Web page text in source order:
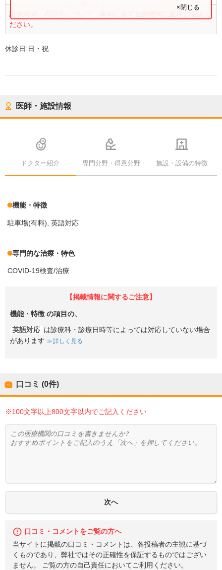
診療時間・内容等について、事前に必ず医療機関に直接ご確認く
ださい。
×閉じる
休診日:日・祝
医師・施設情報
ドクター紹介 専門分野・得意分野 施設・設備の特徴
機能・特徴
駐車場(有料) 英語対応
専門的な治療・特色
COVID-19検査/治療
【掲載情報に関するご注意】
機能・特徴 の項目の、
英語対応 は診療科・診療日時等によっては対応していない場合
があります
詳しく見る
口コミ (0件)
※100文字以上800文字以内でご記入ください
口コミ・コメントをご覧の方へ
当サイトに掲載の口コミ・コメントは、各投稿者の主観に基づ
くものであり、弊社ではその正確性を保証するものではござい
ません。 ご覧の方の自己責任においてご利用ください。